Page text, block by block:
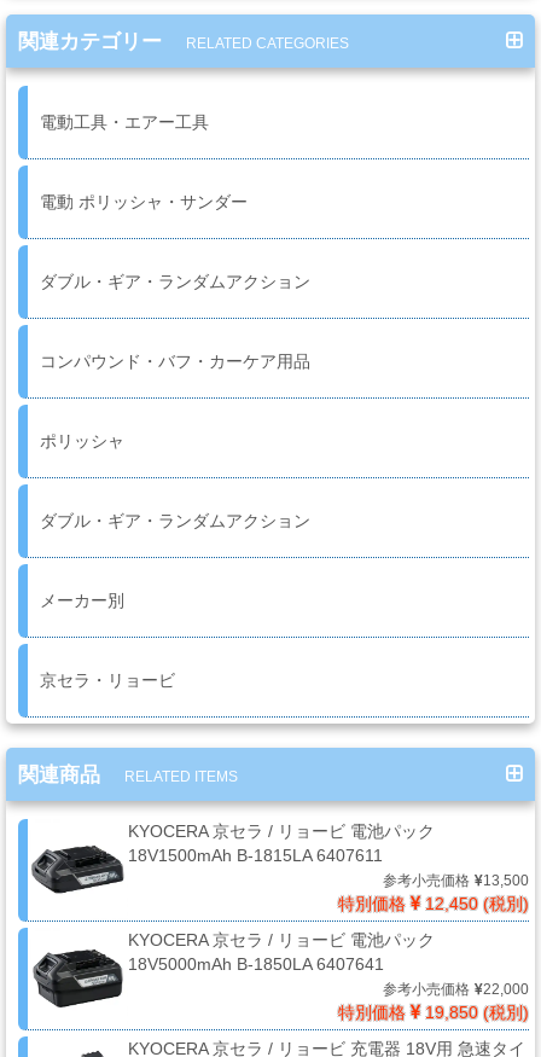
エ
ア
ー
ウ
ド・
バ
フ・
ー
品
ッ
ィ
ン
シ
ト・
ウ
ィ
関連カテゴリー RELATED CATEGORIES
電動工具・エアー工具
電動 ポリッシャ・サンダー
ダブル・ギア・ランダムアクション
コンパウンド・バフ・カーケア用品
ポリッシャ
ダブル・ギア・ランダムアクション
メーカー別
京セラ・リョービ
関連商品 RELATED ITEMS
KYOCERA 京セラ / リョービ 電池パック
18V1500mAh B-1815LA 6407611
参考小売価格 13,500
特別価格
12,450 (税別)
KYOCERA 京セラ / リョービ 電池パック
18V5000mAh B-1850LA 6407641
参考小売価格 22,000
特別価格
19,850 (税別)
KYOCERA 京セラ / リョービ 充電器 18V用 急速タイ